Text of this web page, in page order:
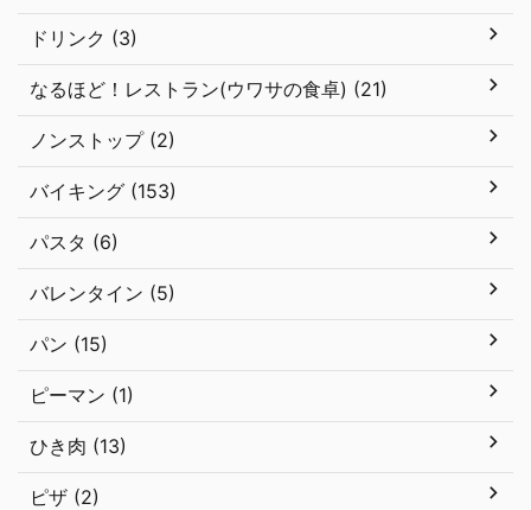
ドリンク (3)
なるほど！レストラン(ウワサの食卓) (21)
ノンストップ (2)
バイキング (153)
パスタ (6)
バレンタイン (5)
パン (15)
ピーマン (1)
ひき肉 (13)
ピザ (2)